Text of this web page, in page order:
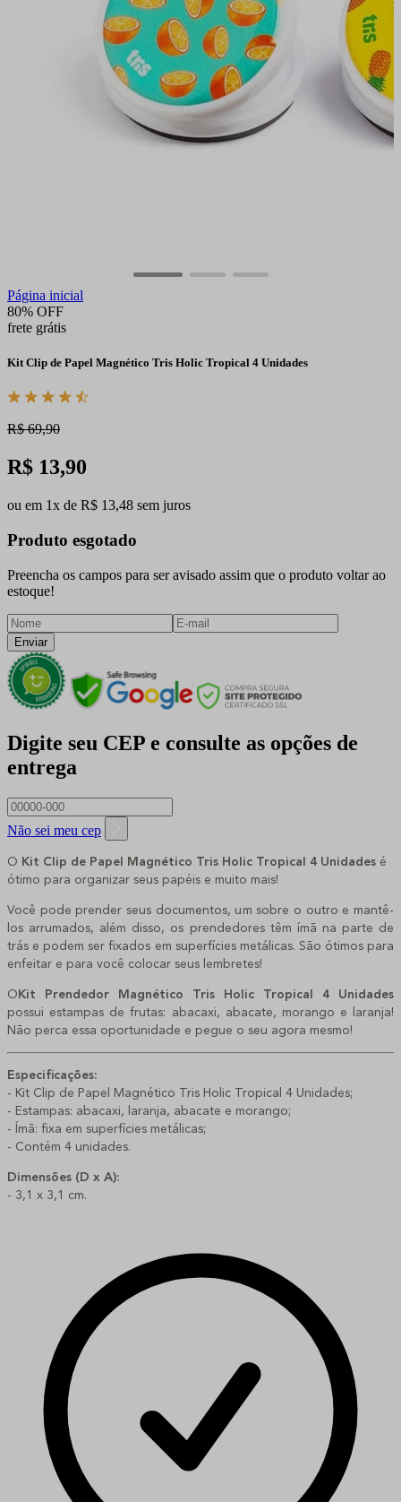
Página inicial
80% OFF
frete grátis
Kit Clip de Papel Magnético Tris Holic Tropical 4 Unidades
R$ 69,90
R$ 13,90
ou em 1x de R$ 13,48 sem juros
Produto esgotado
Preencha os campos para ser avisado assim que o produto voltar ao
estoque!
Enviar
Digite seu CEP e consulte as opções de
entrega
Não sei meu cep
O Kit Clip de Papel Magnético Tris Holic Tropical 4 Unidades é
ótimo para organizar seus papéis e muito mais!
Você pode prender seus documentos, um sobre o outro e mantê-
los arrumados, além disso, os prendedores têm ímã na parte de
trás e podem ser fixados em superfícies metálicas. São ótimos para
enfeitar e para você colocar seus lembretes!
O Kit
possui estampas de frutas: abacaxi, abacate, morango e laranja!
Não perca essa oportunidade e pegue o seu agora mesmo!
Especificações:
- Kit Clip de Papel Magnético Tris Holic Tropical 4 Unidades;
- Estampas: abacaxi, laranja, abacate e morango;
- Ímã: fixa em superfícies metálicas;
- Contém 4 unidades.
Dimensões (D x A):
- 3,1 x 3,1 cm.